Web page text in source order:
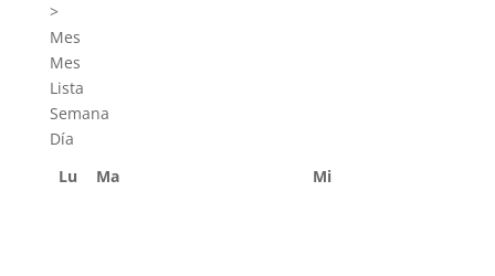
>
Mes
Mes
Lista
Semana
Día
Lu
Ma Mi